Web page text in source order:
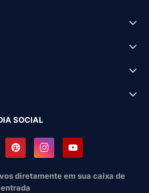
SOCIAL
diretamente em sua caixa de
entrada